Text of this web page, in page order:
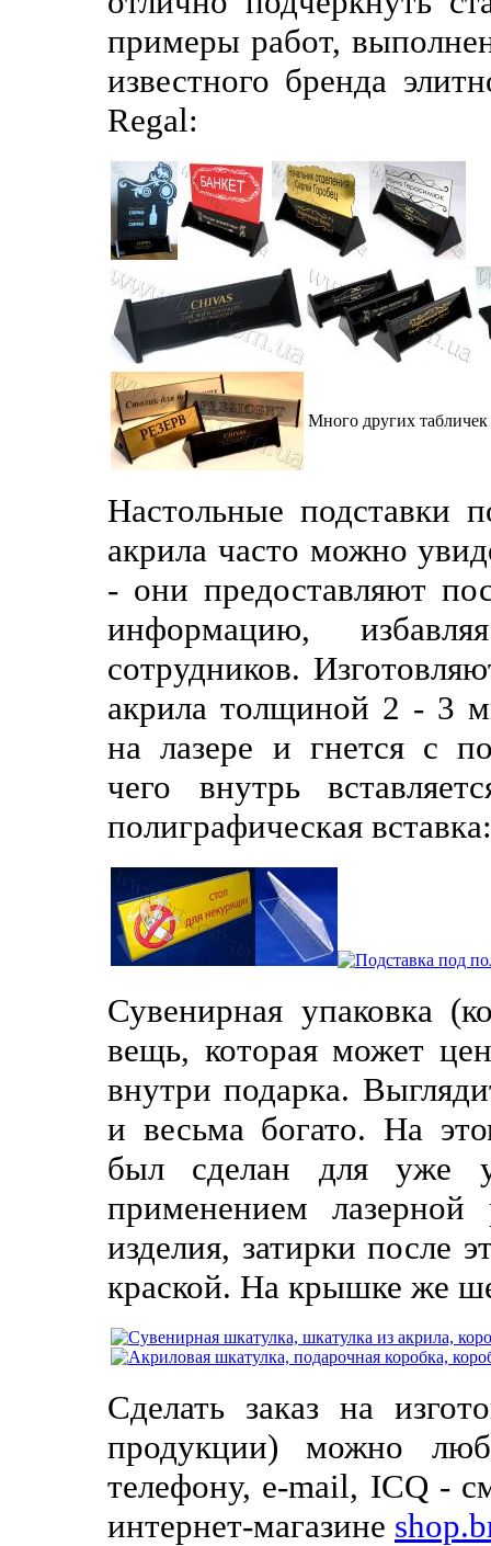
примеры работ,
известного бренда
Regal:
Много других
Настольные подставки
акрила часто можно
- они предоставляют
информацию,
сотрудников.
акрила толщиной 2 - 3
на лазере и гнется с
чего внутрь
полиграфическая вставка:
Сувенирная упаковка
вещь, которая может
внутри подарка.
и весьма богато. На
был сделан для уже
применением лазерной
изделия, затирки после
краской. На крышке же
Сделать заказ на
продукции) можно
телефону, e-mail, ICQ -
интернет-магазине